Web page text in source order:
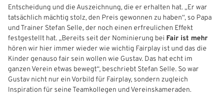
Entscheidung und die Auszeichnung, die er erhalten hat. „Er war
tatsächlich mächtig stolz, den Preis gewonnen zu haben“, so Papa
und Trainer Stefan Selle, der noch einen erfreulichen Effekt
festgestellt hat. „Bereits seit der Nominierung bei Fair ist mehr
hören wir hier immer wieder wie wichtig Fairplay ist und das die
Kinder genauso fair sein wollen wie Gustav. Das hat echt im
ganzen Verein etwas bewegt“, beschriebt Stefan Selle. So war
Gustav nicht nur ein Vorbild für Fairplay, sondern zugleich
Inspiration für seine Teamkollegen und Vereinskameraden.
IHR LOGIN
Benutzeranmeldung
Bitte geben Sie Ihren Benutzernamen und Ihr Passwort ein, um